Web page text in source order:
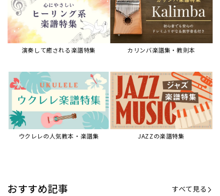
演奏して癒される楽譜特集 カリンバ楽譜集・教則本
ウクレレの人気教本・楽譜集 JAZZの楽譜特集
おすすめ記事 すべて見る